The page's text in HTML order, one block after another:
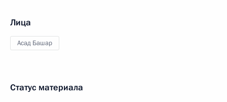
Лица
Асад Башар
Статус материала